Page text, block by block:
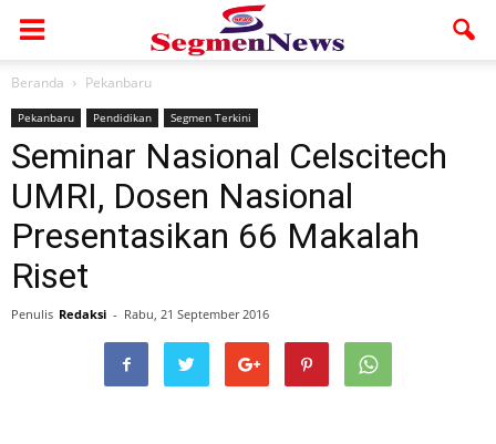
Beranda Pekanbaru
Pekanbaru Pendidikan Segmen Terkini
Seminar Nasional Celscitech
UMRI, Dosen Nasional
Presentasikan 66 Makalah
Riset
Penulis Redaksi - Rabu, 21 September 2016